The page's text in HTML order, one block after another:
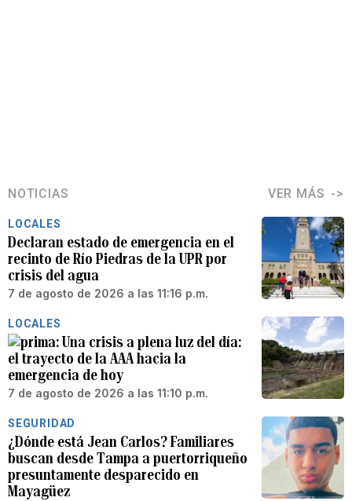
NOTICIAS VER MÁS
LOCALES
Declaran estado de emergencia en el
recinto de Río Piedras de la UPR por
crisis del agua
7 de agosto de 2026 a las 11:16 p.m.
LOCALES
Una crisis a plena luz del día:
el trayecto de la AAA hacia la
emergencia de hoy
7 de agosto de 2026 a las 11:10 p.m.
SEGURIDAD
¿Dónde está Jean Carlos? Familiares
buscan desde Tampa a puertorriqueño
presuntamente desparecido en
Mayagüez